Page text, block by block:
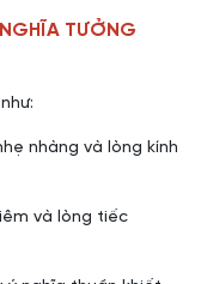
TƯỞNG
nhàng và lòng kính
và lòng tiếc